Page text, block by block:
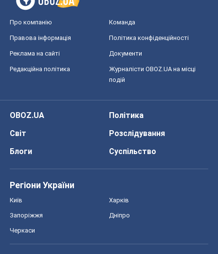
Про компанію Команда
Правова інформація Політика конфіденційності
Реклама на сайті Документи
Редакційна політика
Журналісти OBOZ.UA на місці
подій
OBOZ.UA
Політика
Світ
Розслідування
Блоги
Суспільство
Регіони України
Київ Харків
Запоріжжя Дніпро
Черкаси